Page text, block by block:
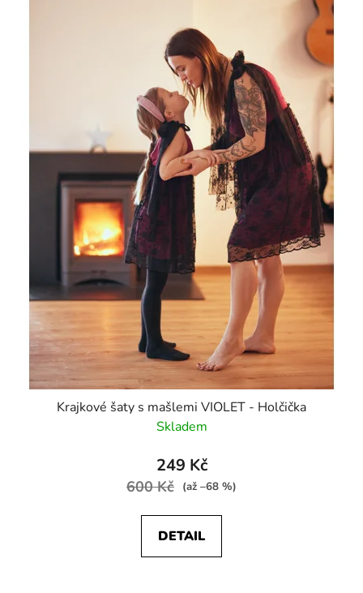
Krajkové šaty s mašlemi VIOLET - Holčička
Skladem
249 Kč
600 Kč (až –68 %)
DETAIL